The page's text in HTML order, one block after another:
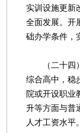
实训设施更新
全面发展。开
础办学条件，
（二十四）
综合高中，稳
院或开设职业
升等方面与普
人才工资水平。